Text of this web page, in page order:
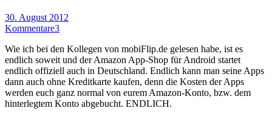
30. August 2012
Kommentare3
Wie ich bei den Kollegen von mobiFlip.de gelesen habe, ist es
endlich soweit und der Amazon App-Shop für Android startet
endlich offiziell auch in Deutschland. Endlich kann man seine Apps
dann auch ohne Kreditkarte kaufen, denn die Kosten der Apps
werden euch ganz normal von eurem Amazon-Konto, bzw. dem
hinterlegtem Konto abgebucht. ENDLICH.